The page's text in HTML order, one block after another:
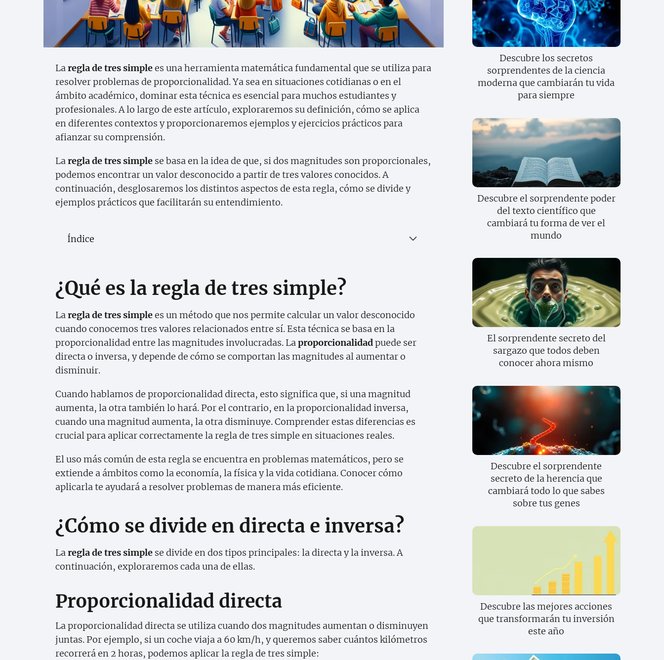
La regla de tres simplees una herramienta matemática fundamental que se utiliza para
resolver problemas de proporcionalidad. Ya sea en situaciones cotidianas o en el
ámbito académico, dominar esta técnica es esencial para muchos estudiantes y
profesionales. A lo largo de este artículo, exploraremos su definición, cómo se aplica
en diferentes contextos y proporcionaremos ejemplos y ejercicios prácticos para
afianzar su comprensión.
La regla de tres simple se basa en la idea de que, si dos magnitudes son proporcionales,
podemos encontrar un valor desconocido a partir de tres valores conocidos. A
continuación, desglosaremos los distintos aspectos de esta regla, cómo se divide y
ejemplos prácticos que facilitarán su entendimiento.
Índice
¿Qué es la regla de tres simple?
La regla de tres simplees un método que nos permite calcular un valor desconocido
cuando conocemos tres valores relacionados entre sí. Esta técnica se basa en la
proporcionalidad entre las magnitudes involucradas. La proporcionalidadpuede ser
directa o inversa, y depende de cómo se comportan las magnitudes al aumentar o
disminuir.
Cuando hablamos de proporcionalidad directa, esto significa que, si una magnitud
aumenta, la otra también lo hará. Por el contrario, en la proporcionalidad inversa,
cuando una magnitud aumenta, la otra disminuye. Comprender estas diferencias es
crucial para aplicar correctamente la regla de tres simple en situaciones reales.
El uso más común de esta regla se encuentra en problemas matemáticos, pero se
extiende a ámbitos como la economía, la física y la vida cotidiana. Conocer cómo
aplicarla te ayudará a resolver problemas de manera más eficiente.
¿Cómo se divide en directa e inversa?
La regla de tres simple se divide en dos tipos principales: la directa y la inversa. A
continuación, exploraremos cada una de ellas.
Proporcionalidad directa
La proporcionalidad directa se utiliza cuando dos magnitudes aumentan o disminuyen
juntas. Por ejemplo, si un coche viaja a 60 km/h, y queremos saber cuántos kilómetros
recorrerá en 2 horas, podemos aplicar la regla de tres simple:
Descubre los secretos
sorprendentes de la ciencia
moderna que cambiarán tu vida
para siempre
Descubre el sorprendente poder
del texto científico que
cambiará tu forma de ver el
mundo
El sorprendente secreto del
sargazo que todos deben
conocer ahora mismo
Descubre el sorprendente
secreto de la herencia que
cambiará todo lo que sabes
sobre tus genes
Descubre las mejores acciones
que transformarán tu inversión
este año